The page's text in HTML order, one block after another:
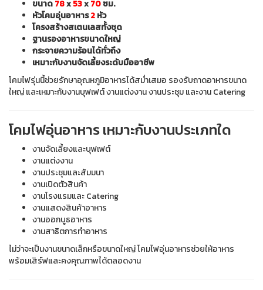
ขนาด78x53x70ซม.
หัวโคมอุ่นอาหาร2หัว
โครงสร้างสเตนเลสทั้งชุด
ฐานรองอาหารขนาดใหญ่
กระจายความร้อนได้ทั่วถึง
เหมาะกับงานจัดเลี้ยงระดับมืออาชีพ
โคมไฟรุ่นนี้ช่วยรักษาอุณหภูมิอาหารได้สม่ำเสมอ รองรับถาดอาหารขนาด
ใหญ่ และเหมาะกับงานบุฟเฟต์ งานแต่งงาน งานประชุม และงาน Catering
โคมไฟอุ่นอาหาร เหมาะกับงานประเภทใด
งานจัดเลี้ยงและบุฟเฟต์
งานแต่งงาน
งานประชุมและสัมมนา
งานเปิดตัวสินค้า
งานโรงแรมและ Catering
งานแสดงสินค้าอาหาร
งานออกบูธอาหาร
งานสาธิตการทำอาหาร
ไม่ว่าจะเป็นงานขนาดเล็กหรือขนาดใหญ่ โคมไฟอุ่นอาหารช่วยให้อาหาร
พร้อมเสิร์ฟและคงคุณภาพได้ตลอดงาน